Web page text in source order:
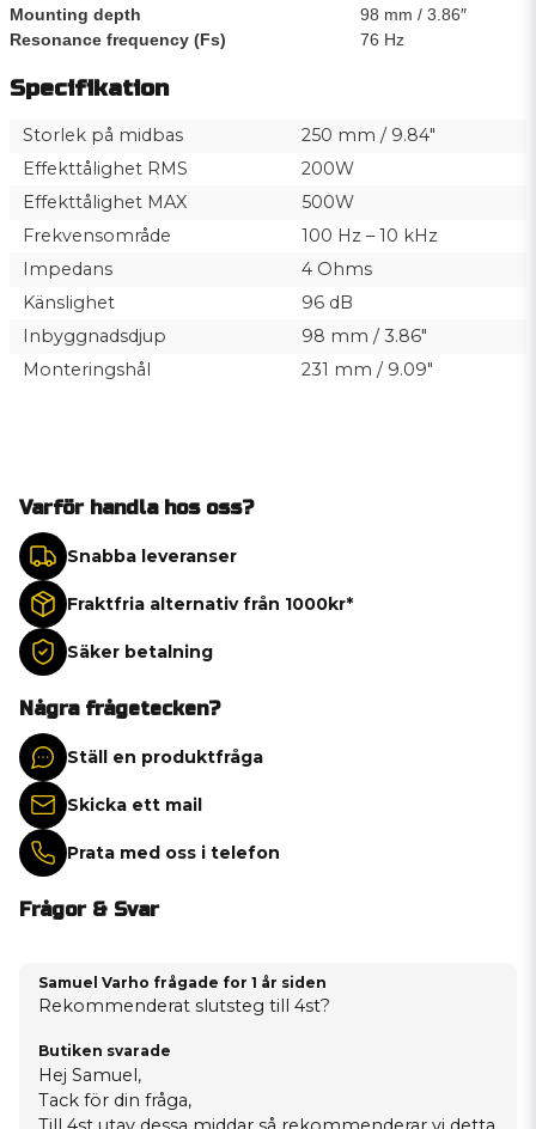
Mounting depth
98 mm / 3.86″
Resonance frequency (Fs)
76 Hz
Specifikation
Storlek på midbas
250 mm / 9.84″
Effekttålighet RMS
200W
Effekttålighet MAX
500W
Frekvensområde
100 Hz – 10 kHz
Impedans
4 Ohms
Känslighet
96 dB
Inbyggnadsdjup
98 mm / 3.86″
Monteringshål
231 mm / 9.09″
Varför handla hos oss?
Snabba leveranser
Fraktfria alternativ från 1000kr*
Säker betalning
Några frågetecken?
Ställ en produktfråga
Skicka ett mail
Prata med oss i telefon
Frågor & Svar
Samuel Varho frågade for 1 år siden
Rekommenderat slutsteg till 4st?
Butiken svarade
Hej Samuel,
Tack för din fråga,